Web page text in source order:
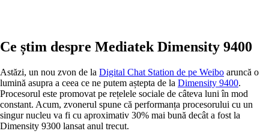
Ce știm despre Mediatek Dimensity 9400
Astăzi, un nou zvon de la Digital Chat Station de pe Weibo aruncă o
lumină asupra a ceea ce ne putem aștepta de la Dimensity 9400.
Procesorul este promovat pe rețelele sociale de câteva luni în mod
constant. Acum, zvonerul spune că performanța procesorului cu un
singur nucleu va fi cu aproximativ 30% mai bună decât a fost la
Dimensity 9300 lansat anul trecut.